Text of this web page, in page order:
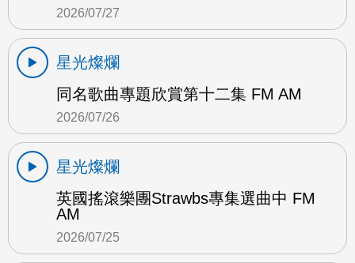
2026/07/27
星光燦爛
同名歌曲專題欣賞第十二集 FM AM
2026/07/26
星光燦爛
英國搖滾樂團Strawbs專集選曲中 FM
AM
2026/07/25